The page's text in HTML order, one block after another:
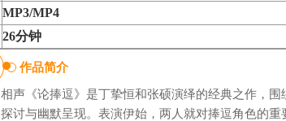
MP3/MP4
26分钟
作品简介
相声《论捧逗》是丁挚恒和张硕演绎的经典之作，
探讨与幽默呈现。表演伊始，两人就对捧逗角色的